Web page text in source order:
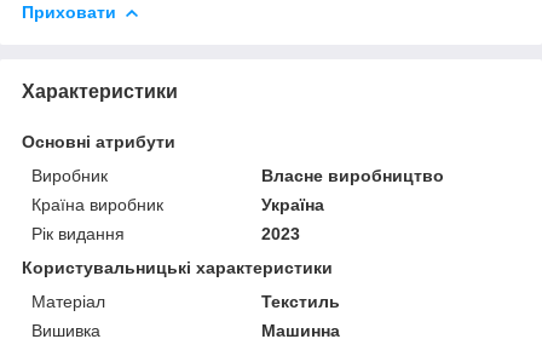
Приховати
Характеристики
Основні атрибути
Виробник
Власне виробництво
Країна виробник
Україна
Рік видання
2023
Користувальницькі характеристики
Матеріал
Текстиль
Вишивка
Машинна